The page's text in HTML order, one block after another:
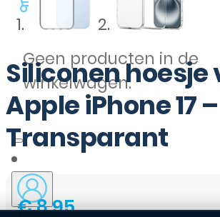
Geen producten in de
winkelwagen.
Siliconen hoesje
Apple iPhone 17 –
Transparant
€8,95